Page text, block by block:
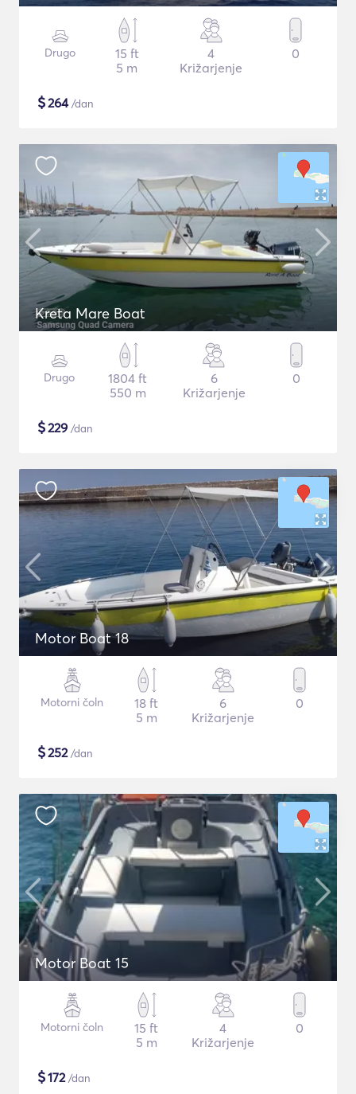
Drugo
15 ft
5 m
4
Križarjenje
0
$264/dan
Kreta Mare Boat
Drugo
1804 ft
550 m
6
Križarjenje
0
$229 /dan
Motor Boat 18
Motorni čoln
18 ft
5 m
6
Križarjenje
0
$252/dan
Motor Boat 15
Motorni čoln
15 ft
5 m
4
Križarjenje
0
$172/dan